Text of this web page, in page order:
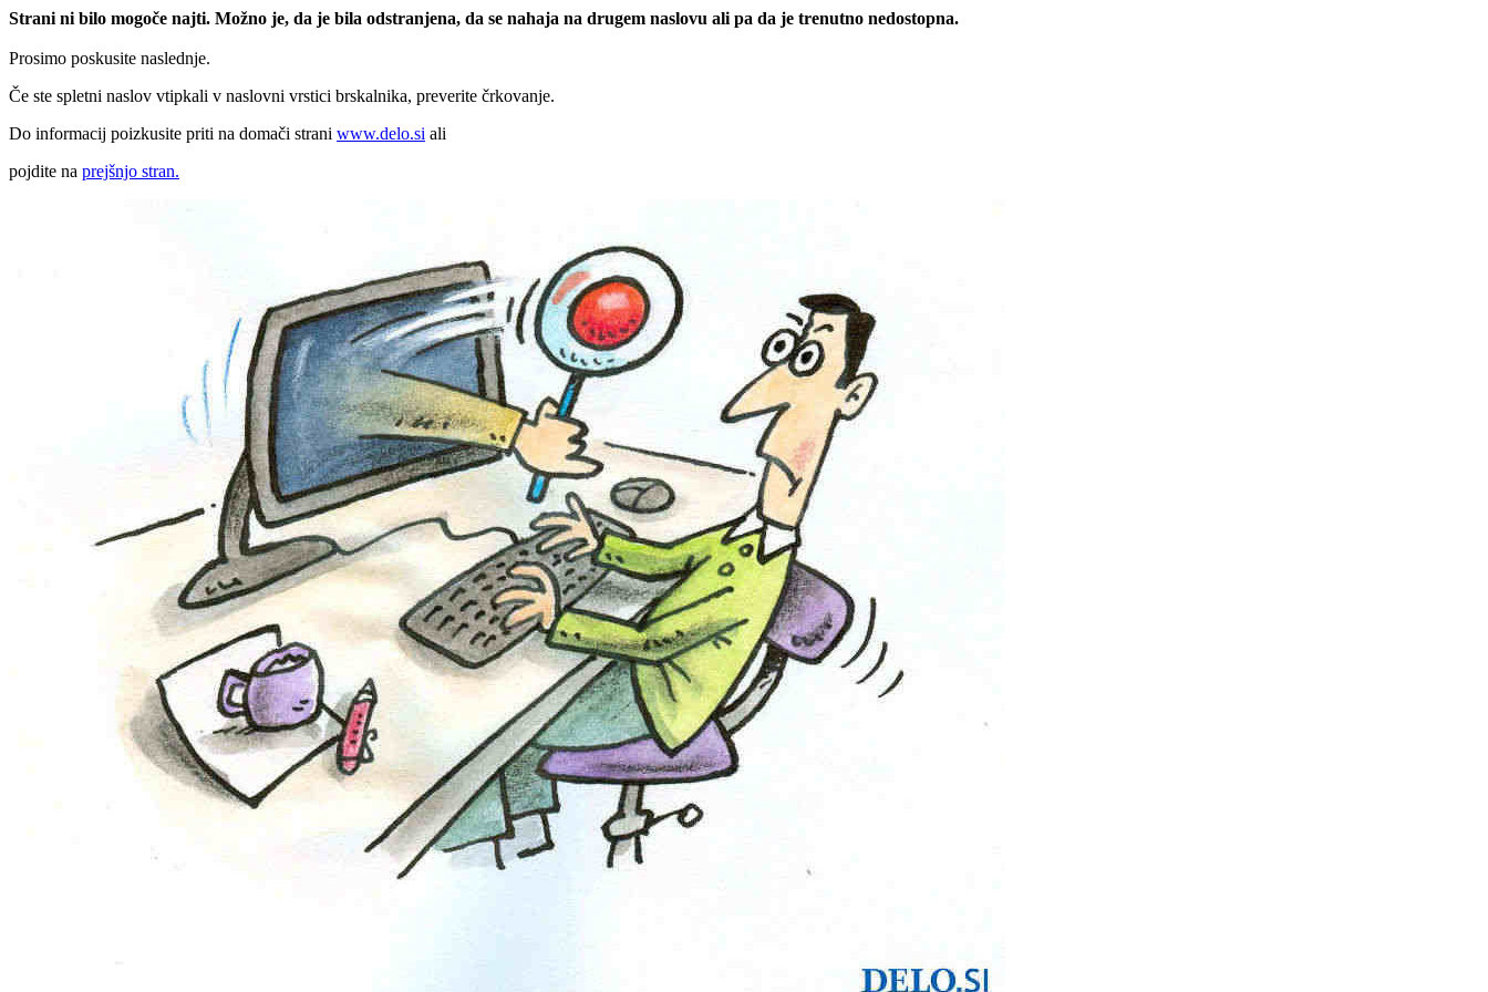
Strani ni bilo mogoče najti. Možno je, da je bila odstranjena, da se nahaja na drugem naslovu ali pa da je trenutno nedostopna.
Prosimo poskusite naslednje.
Če ste spletni naslov vtipkali v naslovni vrstici brskalnika, preverite črkovanje.
Do informacij poizkusite priti na domači strani www.delo.si ali
pojdite na prejšnjo stran.